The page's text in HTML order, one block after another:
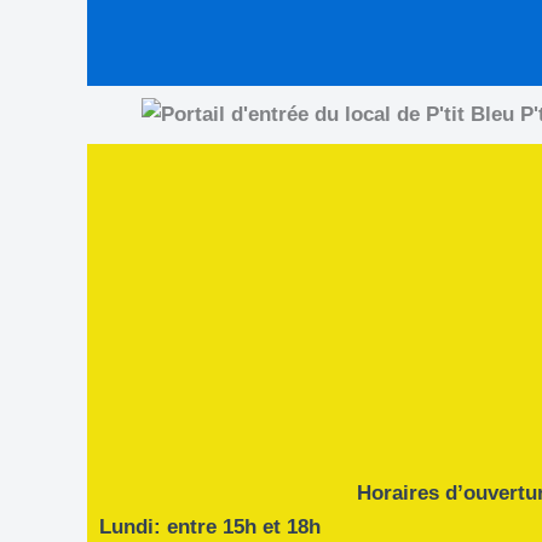
Horaires
Lundi: entre 15h et 18h